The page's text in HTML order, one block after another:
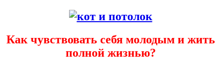
Как чувствовать себя молодым и жить
полной жизнью?